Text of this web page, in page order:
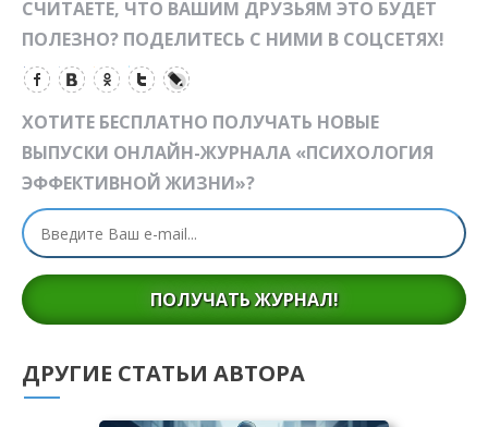
СЧИТАЕТЕ, ЧТО ВАШИМ ДРУЗЬЯМ ЭТО БУДЕТ
ПОЛЕЗНО? ПОДЕЛИТЕСЬ С НИМИ В СОЦСЕТЯХ!
ХОТИТЕ БЕСПЛАТНО ПОЛУЧАТЬ НОВЫЕ
ВЫПУСКИ ОНЛАЙН-ЖУРНАЛА «ПСИХОЛОГИЯ
ЭФФЕКТИВНОЙ ЖИЗНИ»?
ПОЛУЧАТЬ ЖУРНАЛ!
ДРУГИЕ СТАТЬИ АВТОРА